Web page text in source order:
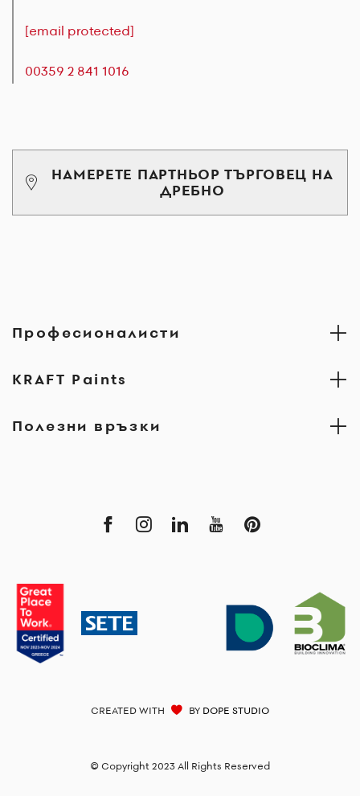
[email protected]
00359 2 841 1016
НАМЕРЕТЕ ПАРТНЬОР ТЪРГОВЕЦ НА
ДРЕБНО
Професионалисти
KRAFT Paints
Полезни връзки
CREATED WITH BY DOPE STUDIO
© Copyright 2023 All Rights Reserved